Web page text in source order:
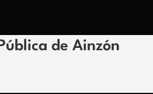
de Ainzón